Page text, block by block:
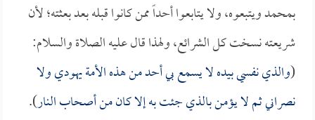
بمحمد ويتبعوه، ولا يتابعوا أحداً ممن كانوا قبله بعد بعثته؛ لأن
شريعته نسخت كل الشرائع، ولهذا قال عليه الصلاة والسلام:
(والذي نفسي بيده لا يسمع بي أحد من هذه الأمة يهودي ولا
نصراني ثم لا يؤمن بالذي جئت به إلا كان من أصحاب النار).